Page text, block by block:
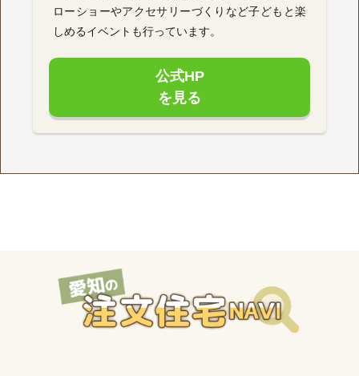
ローショーやアクセサリーづくりなど子どもと楽
しめるイベントも行っています。
公式HP
を見る